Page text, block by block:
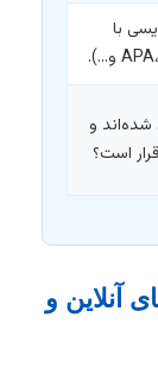
با
شده‌اند و
است؟
آنلاین و